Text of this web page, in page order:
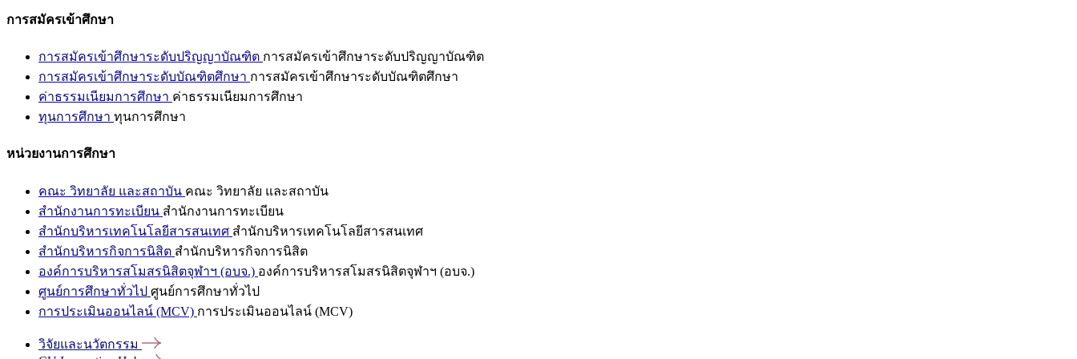
การสมัครเข้าศึกษา
การสมัครเข้าศึกษาระดับปริญญาบัณฑิต การสมัครเข้าศึกษาระดับปริญญาบัณฑิต
การสมัครเข้าศึกษาระดับบัณฑิตศึกษา การสมัครเข้าศึกษาระดับบัณฑิตศึกษา
ค่าธรรมเนียมการศึกษา ค่าธรรมเนียมการศึกษา
ทุนการศึกษา ทุนการศึกษา
หน่วยงานการศึกษา
คณะ วิทยาลัย และสถาบัน คณะ วิทยาลัย และสถาบัน
สำนักงานการทะเบียน สำนักงานการทะเบียน
สำนักบริหารเทคโนโลยีสารสนเทศ สำนักบริหารเทคโนโลยีสารสนเทศ
สำนักบริหารกิจการนิสิต สำนักบริหารกิจการนิสิต
องค์การบริหารสโมสรนิสิตจุฬาฯ (อบจ.) องค์การบริหารสโมสรนิสิตจุฬาฯ (อบจ.)
ศูนย์การศึกษาทั่วไป ศูนย์การศึกษาทั่วไป
การประเมินออนไลน์ (MCV) การประเมินออนไลน์ (MCV)
วิจัยและนวัตกรรม